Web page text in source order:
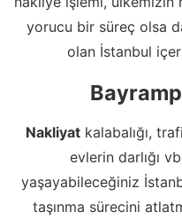
yorucu bir süreç olsa
olan İstanbul
Nakliyat kalabalığı,
evlerin darlığı
yaşayabileceğiniz
taşınma sürecini